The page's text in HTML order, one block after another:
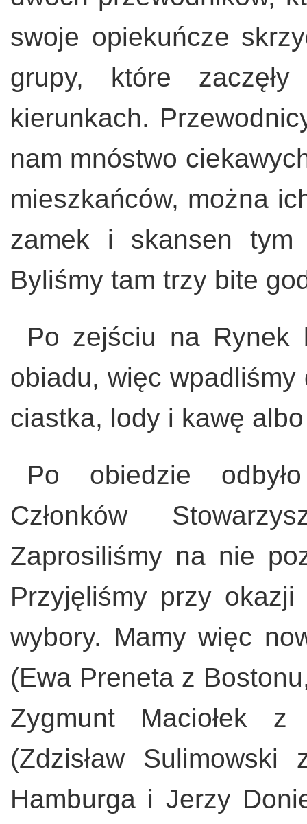
swoje opiekuńcze
grupy, które
kierunkach.
nam mnóstwo
mieszkańców, można
zamek i skansen tym
Byliśmy tam trzy bite
Po zejściu na Rynek
obiadu, więc
ciastka, lody i kawę
Po obiedzie
Członków
Zaprosiliśmy na nie
Przyjęliśmy przy okazji
wybory. Mamy więc
(Ewa Preneta z
Zygmunt Maciołek
(Zdzisław
Hamburga i Jerzy